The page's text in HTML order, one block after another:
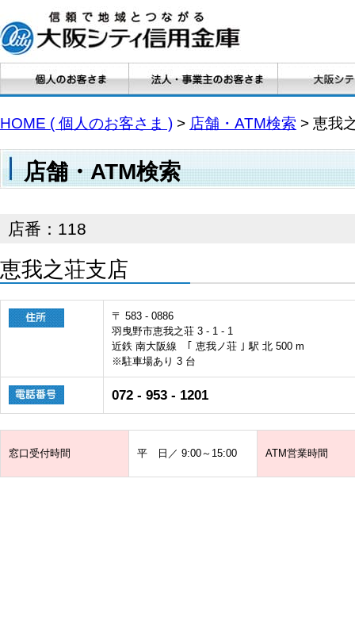
HOME ( 個人のお客さま ) > 店舗・ATM検索 > 恵我
店舗・ATM検索
店番：118
恵我之荘支店
〒 583 - 0886
羽曳野市恵我之荘 3 - 1 - 1
近鉄 南大阪線 ｢ 恵我ノ荘 ｣ 駅 北 500 m
※駐車場あり 3 台
072 - 953 - 1201
窓口受付時間 平 日／ 9:00～15:00 ATM営業時間